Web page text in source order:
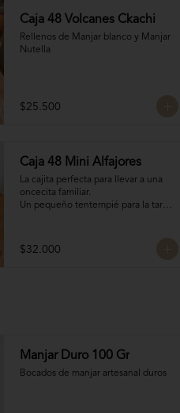
Caja 48 Volcanes Ckachi
Rellenos de Manjar blanco y Manjar
Nutella
$25.500
Caja 48 Mini Alfajores
La cajita perfecta para llevar a una
oncecita familiar.
Un pequeño tentempié para la tarde
café con estos 16 mini alfajores
surtidos de los siguientes rellenos:
$32.000
Manjar Duro 100 Gr
Bocados de manjar artesanal duros